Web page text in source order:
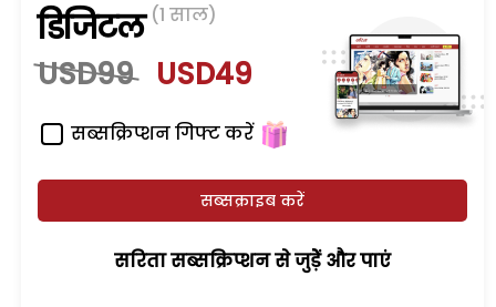
डिजिटल (1 साल)
USD99 USD49
सब्सक्रिप्शन गिफ्ट करें
सब्सक्राइब करें
सरिता सब्सक्रिप्शन से जुड़ेें और पाएं